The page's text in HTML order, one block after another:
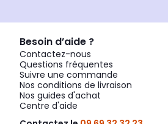
Besoin d’aide ?
Contactez-nous
Questions fréquentes
Suivre une commande
Nos conditions de livraison
Nos guides d'achat
Centre d'aide